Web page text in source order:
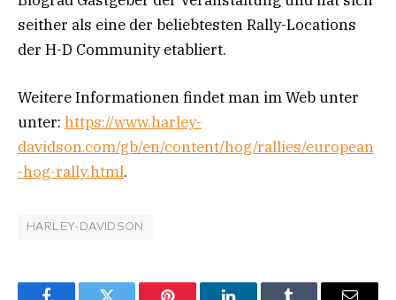
seither als eine der beliebtesten Rally-Locations
der H-D Community etabliert.
Weitere Informationen findet man im Web unter
unter: https://www.harley-
davidson.com/gb/en/content/hog/rallies/european
-hog-rally.html.
HARLEY-DAVIDSON